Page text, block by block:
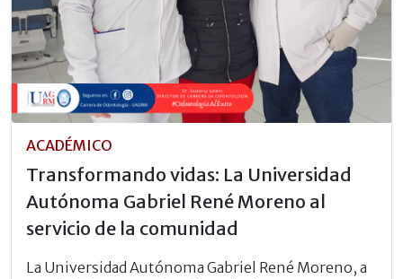
ACADÉMICO
Transformando vidas: La Universidad
Autónoma Gabriel René Moreno al
servicio de la comunidad
La Universidad Autónoma Gabriel René Moreno, a